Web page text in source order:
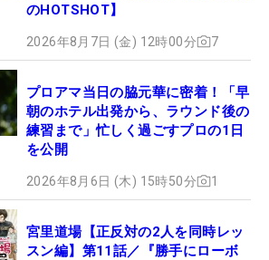
のHOTSHOT】
2026年8月7日 (金) 12時00分 7
プロアマ当日の脇元華に密着！「早
朝のホテル出発から、ラウンド後の
練習まで」忙しく過ごすプロの1日
を公開
2026年8月6日 (木) 15時50分 1
宮里道場【正反対の2人を同時レッ
スン編】第11話／『勝手にローボ